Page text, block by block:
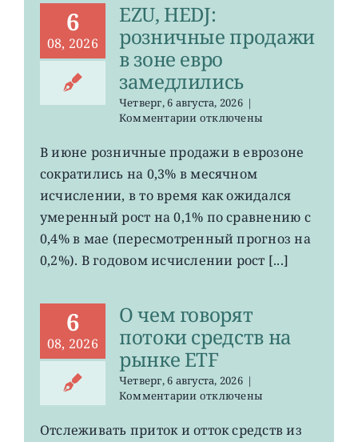
6
08, 2026
EZU, HEDJ:
розничные продажи
в зоне евро
замедлились
Четверг, 6 августа, 2026 |
Комментариик
EZU,
HEDJ:
розничные
продажи
зоне
евро
отключены
В июне розничные продажи в еврозоне
сократились на 0,3% в месячном
исчислении, в то время как ожидался
умеренный рост на 0,1% по сравнению с
0,4% в мае (пересмотренный прогноз на
0,2%). В годовом исчислении рост [...]
6
08, 2026
О чем говорят
потоки средств на
рынке ETF
Четверг, 6 августа, 2026 |
Комментариик
О
отключены
Отслеживать приток и отток средств из